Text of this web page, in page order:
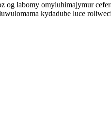
labomy omyluhimajymur
kydadube luce